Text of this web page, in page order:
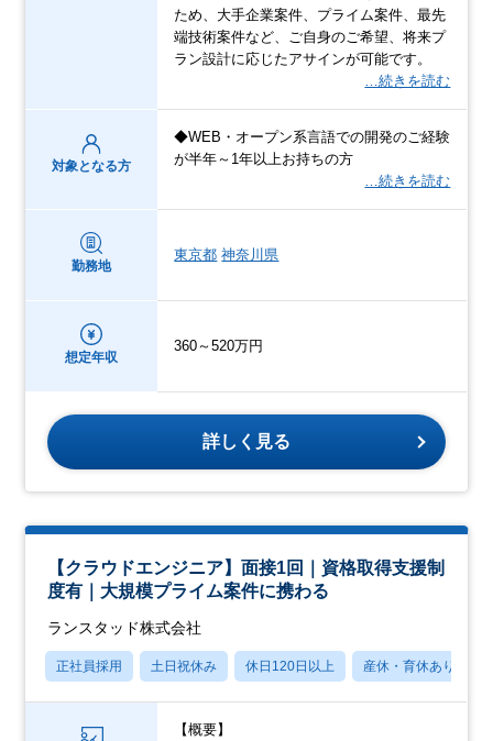
ため、大手企業案件、プライム案件、最先
端技術案件など、ご自身のご希望、将来プ
ラン設計に応じたアサインが可能です。
…続きを読む
対象となる方
◆WEB・オープン系言語での開発のご経験
が半年～1年以上お持ちの方
…続きを読む
勤務地
東京都 神奈川県
想定年収
360～520万円
詳しく見る
【クラウドエンジニア】面接1回｜資格取得支援制
度有｜大規模プライム案件に携わる
ランスタッド株式会社
正社員採用 土日祝休み 休日120日以上 産休・育休あり
【概要】